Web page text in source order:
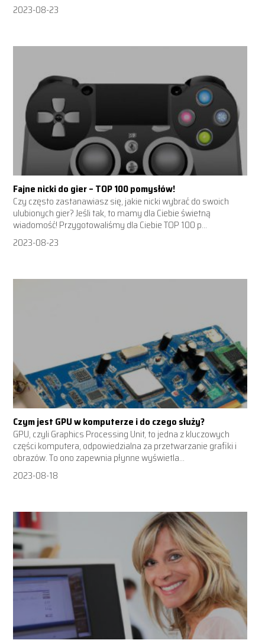
2023-08-23
Fajne nicki do gier – TOP 100 pomysłów!
Czy często zastanawiasz się, jakie nicki wybrać do swoich
ulubionych gier? Jeśli tak, to mamy dla Ciebie świetną
wiadomość! Przygotowaliśmy dla Ciebie TOP 100 p...
2023-08-23
Czym jest GPU w komputerze i do czego służy?
GPU, czyli Graphics Processing Unit, to jedna z kluczowych
części komputera, odpowiedzialna za przetwarzanie grafiki i
obrazów. To ono zapewnia płynne wyświetla...
2023-08-18